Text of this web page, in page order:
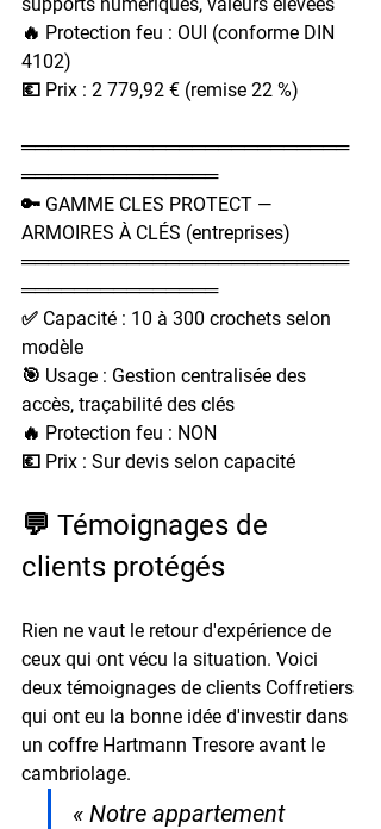
🔥 Protection feu : OUI (conforme DIN
4102)
💶 Prix : 2 779,92 € (remise 22 %)
═════════════════════════
═══════════════
🔑 GAMME CLES PROTECT —
ARMOIRES À CLÉS (entreprises)
═════════════════════════
═══════════════
✅ Capacité : 10 à 300 crochets selon
modèle
🎯 Usage : Gestion centralisée des
accès, traçabilité des clés
🔥 Protection feu : NON
💶 Prix : Sur devis selon capacité
💬 Témoignages de
clients protégés
Rien ne vaut le retour d'expérience de
ceux qui ont vécu la situation. Voici
deux témoignages de clients Coffretiers
qui ont eu la bonne idée d'investir dans
un coffre Hartmann Tresore avant le
cambriolage.
« Notre appartement